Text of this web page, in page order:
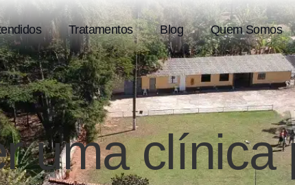
Tratamentos Blog Quem Somos
uma clínica